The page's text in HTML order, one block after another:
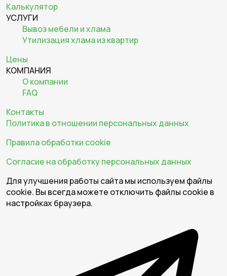
Калькулятор
УСЛУГИ
Вывоз мебели и хлама
Утилизация хлама из квартир
Цены
КОМПАНИЯ
О компании
FAQ
Контакты
Политика в отношении персональных данных
Правила обработки cookie
Согласие на обработку персональных данных
Для улучшения работы сайта мы используем файлы
cookie. Вы всегда можете отключить файлы cookie в
настройках браузера.